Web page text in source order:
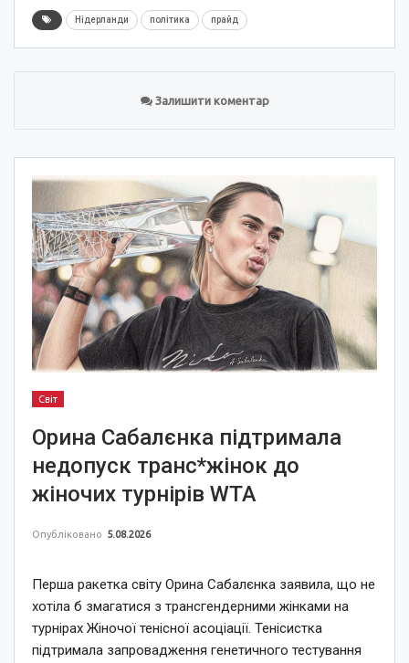
Нідерланди політика прайд
Залишити коментар
Світ
Орина Сабалєнка підтримала
недопуск транс*жінок до
жіночих турнірів WTA
Опубліковано 5.08.2026
Перша ракетка світу Орина Сабалєнка заявила, що не
хотіла б змагатися з трансгендерними жінками на
турнірах Жіночої тенісної асоціації. Тенісистка
підтримала запровадження генетичного тестування